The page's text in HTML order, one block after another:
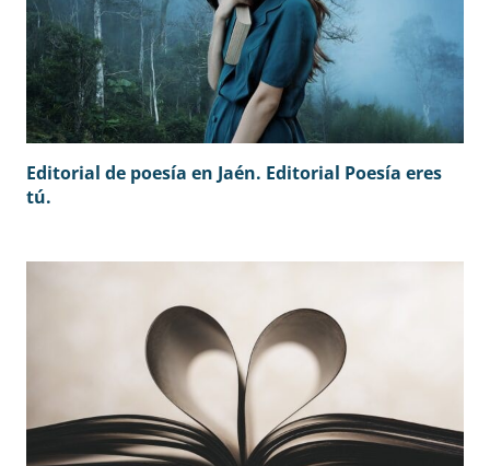
Editorial de poesía en Jaén. Editorial Poesía eres
tú.